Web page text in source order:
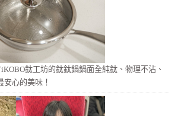
鈦工坊的鈦鈦鍋鍋面全純鈦、物理不沾、
心的美味！